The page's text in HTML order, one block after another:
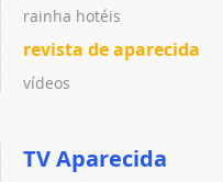
rainha hotéis
revista de aparecida
vídeos
TV Aparecida